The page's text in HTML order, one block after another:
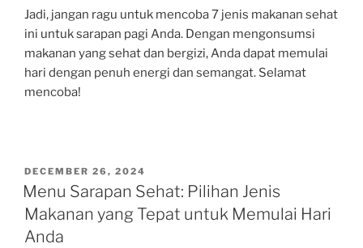
Jadi, jangan ragu untuk mencoba 7 jenis makanan sehat
ini untuk sarapan pagi Anda. Dengan mengonsumsi
makanan yang sehat dan bergizi, Anda dapat memulai
hari dengan penuh energi dan semangat. Selamat
mencoba!
POSTED
ON
DECEMBER 26, 2024
Menu Sarapan Sehat: Pilihan Jenis
Makanan yang Tepat untuk Memulai Hari
Anda